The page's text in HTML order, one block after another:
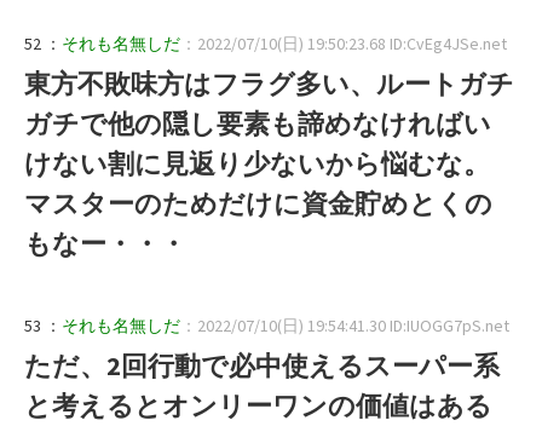
52 ： それも名無しだ ：2022/07/10(日) 19:50:23.68 ID:CvEg4JSe.net
東方不敗味方はフラグ多い、ルートガチ
ガチで他の隠し要素も諦めなければい
けない割に見返り少ないから悩むな。
マスターのためだけに資金貯めとくの
もなー・・・
53 ： それも名無しだ ：2022/07/10(日) 19:54:41.30 ID:IUOGG7pS.net
ただ、2回行動で必中使えるスーパー系
と考えるとオンリーワンの価値はある